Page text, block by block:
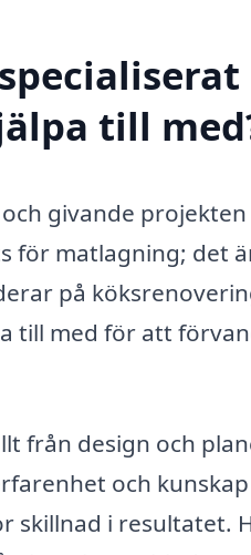
till
givande
matlagning; det
på
till med för att
från design och
och
skillnad i resultatet.